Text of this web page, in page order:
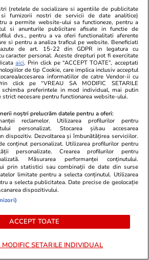
25 iul.
AUR, S.O.S. și
comun în
legii care
doboare
CCR a
25 iul.
cu
Droupadi
Cotroceni.
a ales o
(retelele de socializare si agentiile de publicitate
si furnizorii nostri de servicii de date analitice)
a permite website-ului sa functioneze, pentru a
si anunturile publicitare afisate in functie de
dvs., pentru a va oferi functionalitati aferente
si pentru a analiza traficul pe website. Beneficiati
de art. 15-22 din GDPR in legatura cu
caracter personal. Aceste drepturi pot fi exercitate
aici. Prin click pe “ACCEPT TOATE”, acceptati
de tip Cookie, care implica inclusiv acceptul
accesarea informatiilor de catre Vendor-ii cu
click pe “VREAU SA MODIFIC SETARILE
schimba preferintele in mod individual, mai putin
strict necesare pentru functionarea website-ului.
noștri prelucrăm datele pentru a oferi:
reclamelor. Utilizarea profilurilor pentru
personalizat. Stocarea și/sau accesarea
dispozitiv. Dezvoltarea și îmbunătățirea serviciilor.
conținut personalizat. Utilizarea profilurilor pentru
personalizate. Crearea profilurilor pentru
Măsurarea performanței conținutului.
prin statistici sau combinații de date din surse
limitate pentru a selecta conținutul. Utilizarea
a selecta publicitatea. Date precise de geolocație
dispozitivului.
ACCEPT TOATE
SETARILE INDIVIDUAL